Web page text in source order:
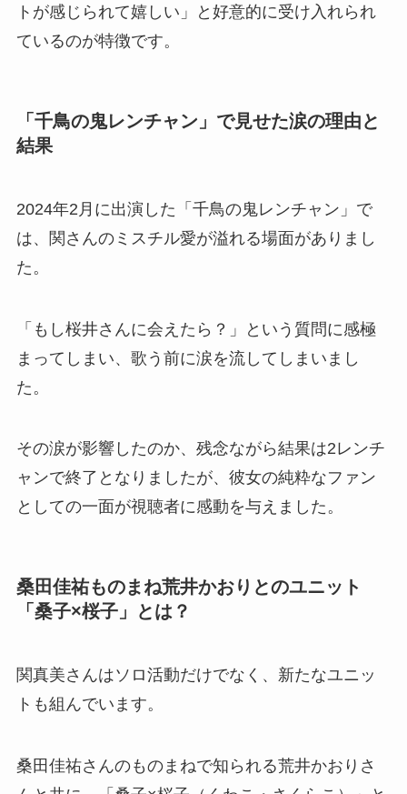
トが感じられて嬉しい」と好意的に受け入れられ
ているのが特徴です。
「千鳥の鬼レンチャン」で見せた涙の理由と
結果
2024年2月に出演した「千鳥の鬼レンチャン」で
は、関さんのミスチル愛が溢れる場面がありまし
た。
「もし桜井さんに会えたら？」という質問に感極
まってしまい、歌う前に涙を流してしまいまし
た。
その涙が影響したのか、残念ながら結果は2レンチ
ャンで終了となりましたが、彼女の純粋なファン
としての一面が視聴者に感動を与えました。
桑田佳祐ものまね荒井かおりとのユニット
「桑子×桜子」とは？
関真美さんはソロ活動だけでなく、新たなユニッ
トも組んでいます。
桑田佳祐さんのものまねで知られる荒井かおりさ